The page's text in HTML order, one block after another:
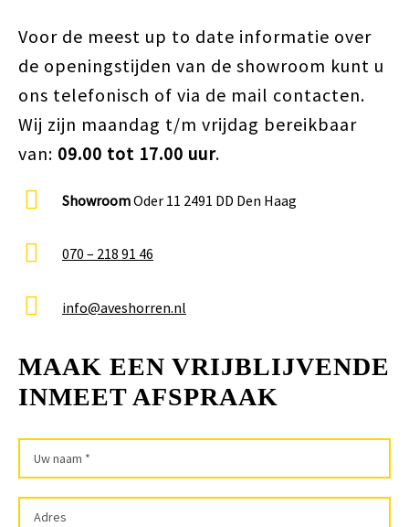
Voor de meest up to date informatie over
de openingstijden van de showroom kunt u
ons telefonisch of via de mail contacten.
Wij zijn maandag t/m vrijdag bereikbaar
van: 09.00 tot 17.00 uur.
ShowroomOder 11 2491 DD Den Haag
070 – 218 91 46
info@aveshorren.nl
MAAK EEN VRIJBLIJVENDE
INMEET AFSPRAAK